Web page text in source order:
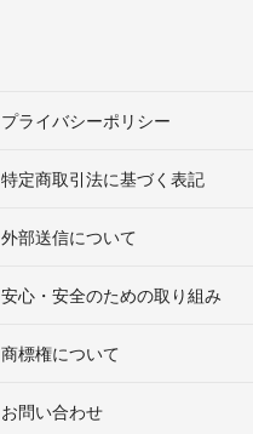
プライバシーポリシー
特定商取引法に基づく表記
外部送信について
安心・安全のための取り組み
商標権について
お問い合わせ